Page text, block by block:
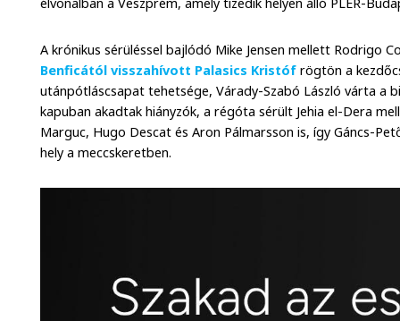
A krónikus sérüléssel bajlódó Mike Jensen mellett Rodrigo
Benficától visszahívott Palasics Kristóf rögtön a
utánpótláscsapat tehetsége, Várady-Szabó László várta a
kapuban akadtak hiányzók, a régóta sérült Jehia el-Dera
Marguc, Hugo Descat és Aron Pálmarsson is, így Gáncs-
hely a meccskeretben.